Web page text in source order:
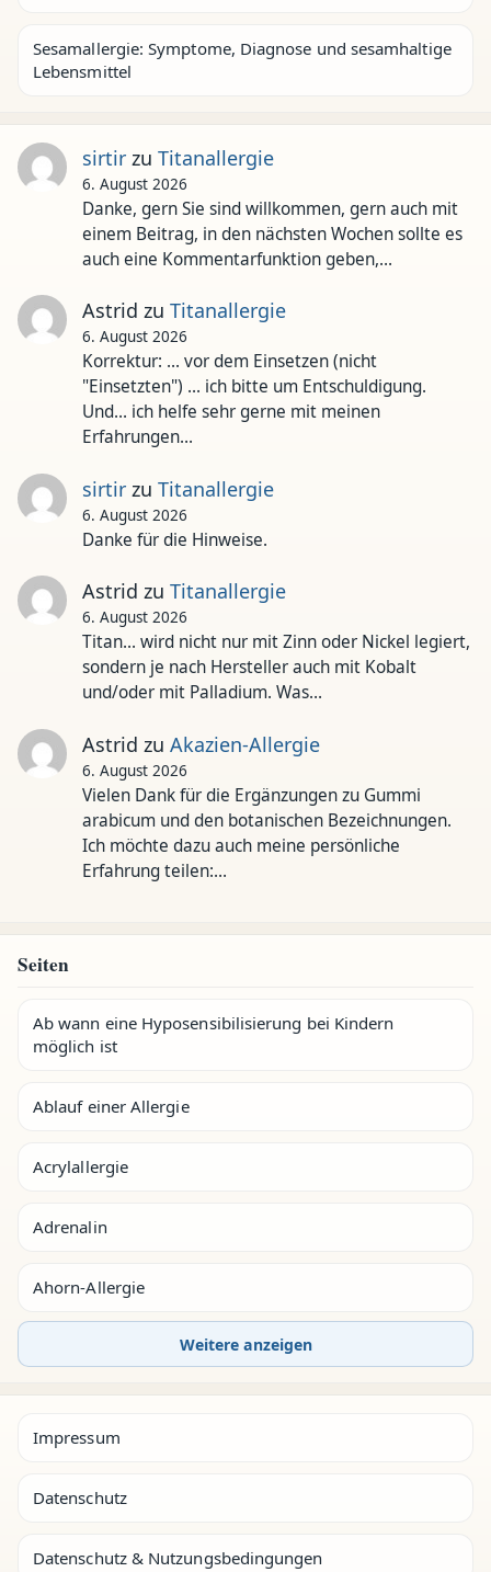
Sesamallergie: Symptome, Diagnose und sesamhaltige
Lebensmittel
sirtirzu Titanallergie
6. August 2026
Danke, gern Sie sind willkommen, gern auch mit
einem Beitrag, in den nächsten Wochen sollte es
auch eine Kommentarfunktion geben,…
Astrid zu Titanallergie
6. August 2026
Korrektur: ... vor dem Einsetzen (nicht
"Einsetzten") ... ich bitte um Entschuldigung.
Und... ich helfe sehr gerne mit meinen
Erfahrungen…
sirtirzu Titanallergie
6. August 2026
Danke für die Hinweise.
Astrid zu Titanallergie
6. August 2026
Titan... wird nicht nur mit Zinn oder Nickel legiert,
sondern je nach Hersteller auch mit Kobalt
und/oder mit Palladium. Was…
Astrid zu Akazien-Allergie
6. August 2026
Vielen Dank für die Ergänzungen zu Gummi
arabicum und den botanischen Bezeichnungen.
Ich möchte dazu auch meine persönliche
Erfahrung teilen:…
Seiten
Ab wann eine Hyposensibilisierung bei Kindern
möglich ist
Ablauf einer Allergie
Acrylallergie
Adrenalin
Ahorn-Allergie
Weitere anzeigen
Impressum
Datenschutz
Datenschutz & Nutzungsbedingungen